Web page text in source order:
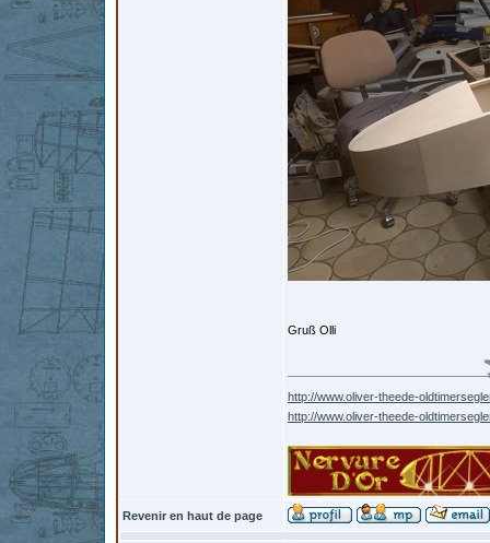
Gruß Olli
http://www.oliver-theede-
http://www.oliver-theede-
Revenir en haut de page